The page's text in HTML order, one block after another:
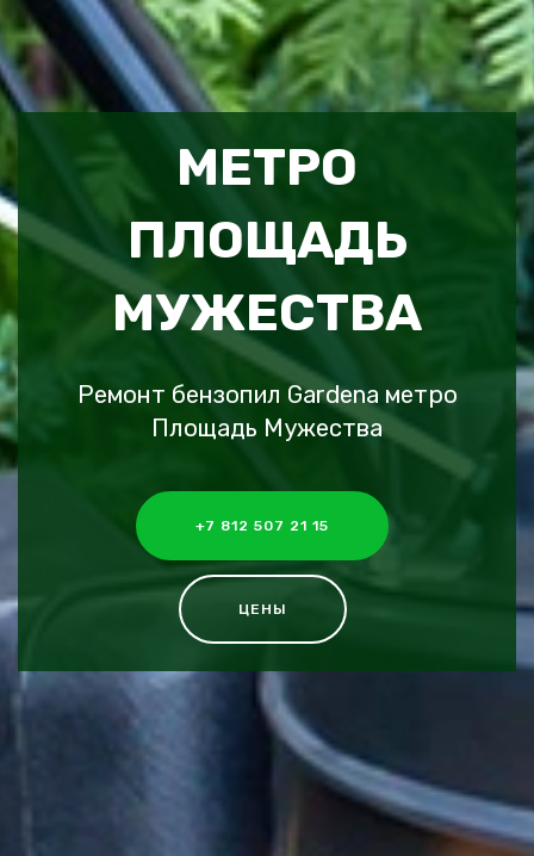
МЕТРО
ПЛОЩАДЬ
МУЖЕСТВА
Ремонт бензопил Gardena метро
Площадь Мужества
+7 812 507 21 15
ЦЕНЫ